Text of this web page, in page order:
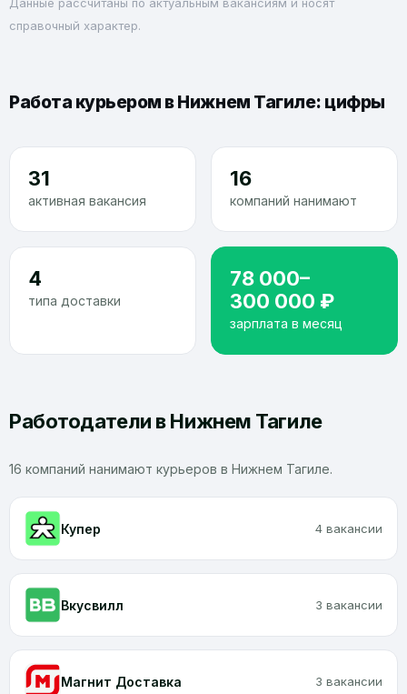
справочный характер.
Работа курьером в Нижнем Тагиле: цифры
31
активная вакансия
16
компаний нанимают
4
типа доставки
78 000–
300 000 ₽
зарплата в месяц
Работодатели в Нижнем Тагиле
16 компаний нанимают курьеров в Нижнем Тагиле.
Купер 4 вакансии
Вкусвилл 3 вакансии
Магнит Доставка 3 вакансии